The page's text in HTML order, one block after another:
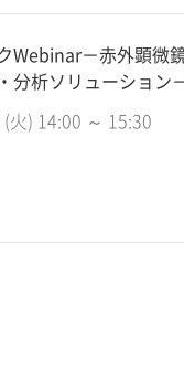
Webinar－赤外顕微
分析ソリューション
火) 14:00 ～ 15:30